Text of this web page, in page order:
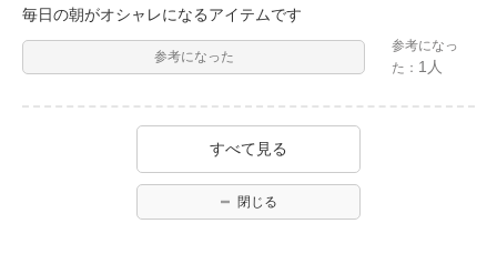
毎日の朝がオシャレになるアイテムです
参考になった
参考になっ
た： 1人
すべて見る
閉じる